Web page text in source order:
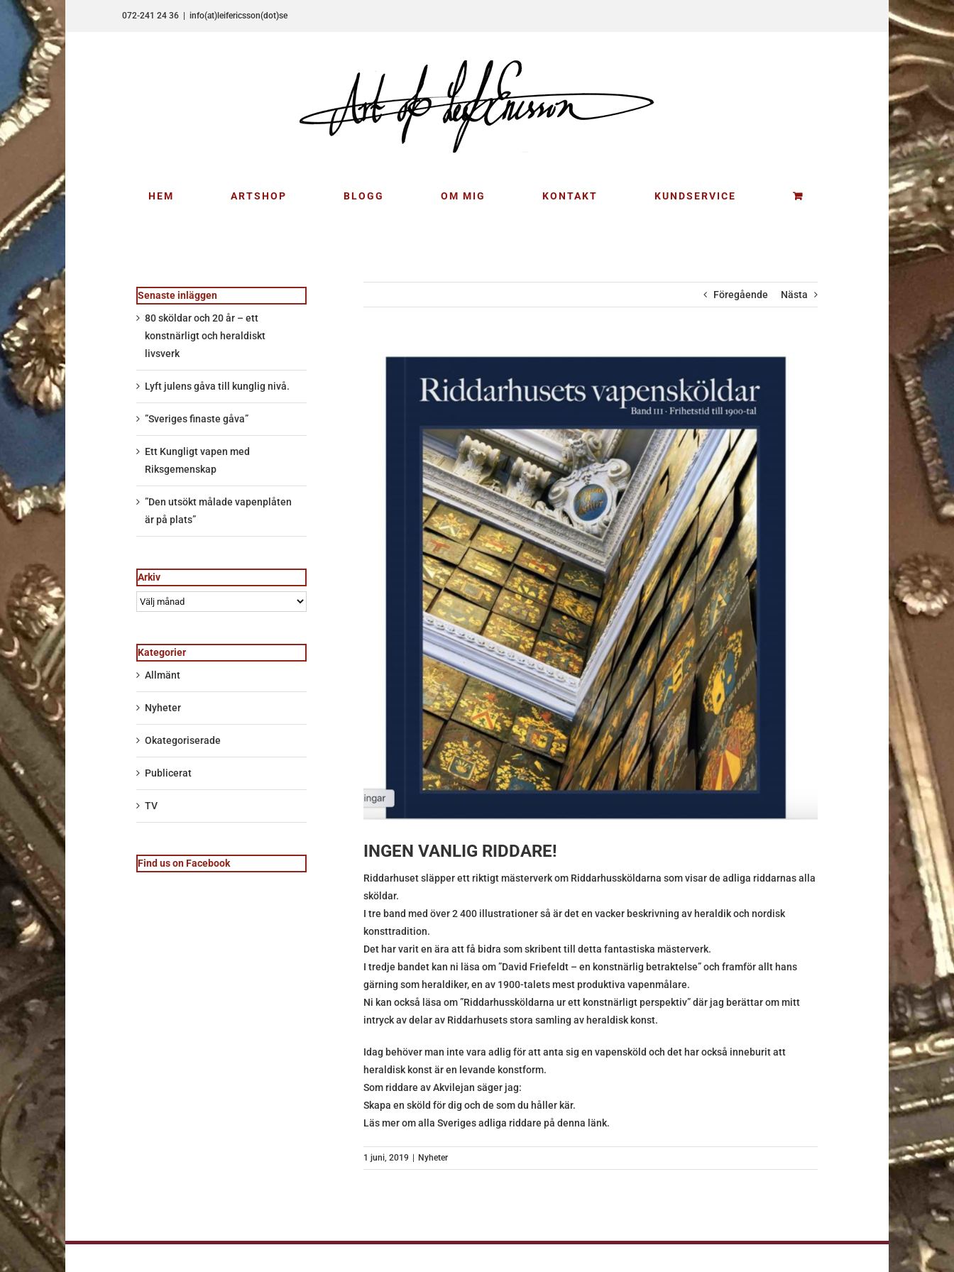
Fortsätt
innehållet
072-241 24 36 info(at)leifericsson(dot)se
HEM ARTSHOP BLOGG OM MIG KONTAKT KUNDSERVICE
Föregående Nästa
INGEN VANLIG RIDDARE!
Riddarhuset släpper ett riktigt mästerverk om Riddarhussköldarna som visar de adliga riddarnas alla
sköldar.
I tre band med över 2 400 illustrationer så är det en vacker beskrivning av heraldik och nordisk
konsttradition.
Det har varit en ära att få bidra som skribent till detta fantastiska mästerverk.
I tredje bandet kan ni läsa om ”David Friefeldt – en konstnärlig betraktelse” och framför allt hans
gärning som heraldiker, en av 1900-talets mest produktiva vapenmålare.
Ni kan också läsa om ”Riddarhussköldarna ur ett konstnärligt perspektiv” där jag berättar om mitt
intryck av delar av Riddarhusets stora samling av heraldisk konst.
Idag behöver man inte vara adlig för att anta sig en vapensköld och det har också inneburit att
heraldisk konst är en levande konstform.
Som riddare av Akvilejan säger jag:
Skapa en sköld för dig och de som du håller kär.
Läs mer om alla Sveriges adliga riddare på denna länk.
1 juni, 2019 | Nyheter
Senaste inläggen
80 sköldar och 20 år – ett
konstnärligt och heraldiskt
livsverk
Lyft julens gåva till kunglig nivå.
”Sveriges finaste gåva”
Ett Kungligt vapen med
Riksgemenskap
”Den utsökt målade vapenplåten
är på plats”
Arkiv
Arkiv
Kategorier
Allmänt
Nyheter
Okategoriserade
Publicerat
TV
Find us on Facebook